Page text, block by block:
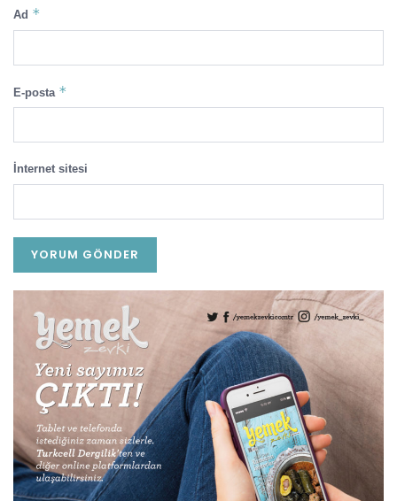
Ad *
E-posta *
İnternet sitesi